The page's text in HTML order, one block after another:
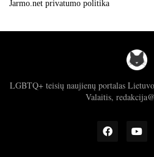
Jarmo.net privatumo politika
LGBTQ+ teisių naujienų portalas
Valaitis,